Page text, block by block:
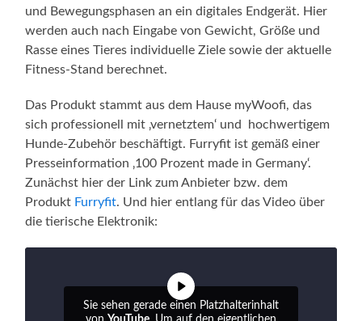
und Bewegungsphasen an ein digitales Endgerät. Hier
werden auch nach Eingabe von Gewicht, Größe und
Rasse eines Tieres individuelle Ziele sowie der aktuelle
Fitness-Stand berechnet.
Das Produkt stammt aus dem Hause myWoofi, das
sich professionell mit ‚vernetztem‘ und hochwertigem
Hunde-Zubehör beschäftigt. Furryfit ist gemäß einer
Presseinformation ‚100 Prozent made in Germany‘.
Zunächst hier der Link zum Anbieter bzw. dem
Produkt Furryfit. Und hier entlang für das Video über
die tierische Elektronik:
Sie sehen gerade einen Platzhalterinhalt